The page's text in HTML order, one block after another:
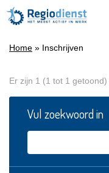
Home » Inschrijven
Er zijn 1 (1 tot 1
Vul zoekwoord in